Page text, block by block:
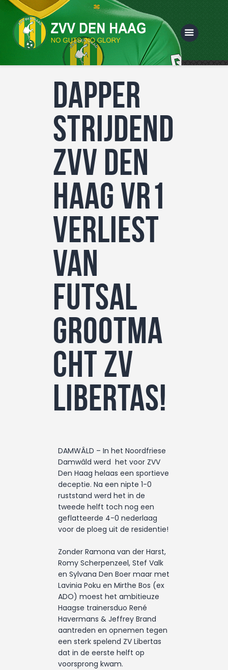
Home
Vereniging
Selecties
Sponsoring
Webshop
Dapper
strijdend
ZVV Den
Haag Vr1
verliest
van
futsal
grootma
cht ZV
Libertas!
DAMWÂLD – In het Noordfriese
Damwâld werd het voor ZVV
Den Haag helaas een sportieve
deceptie. Na een nipte 1-0
ruststand werd het in de
tweede helft toch nog een
geflatteerde 4-0 nederlaag
voor de ploeg uit de residentie!
Zonder Ramona van der Harst,
Romy Scherpenzeel, Stef Valk
en Sylvana Den Boer maar met
Lavinia Poku en Mirthe Bos (ex
ADO) moest het ambitieuze
Haagse trainersduo René
Havermans & Jeffrey Brand
aantreden en opnemen tegen
een sterk spelend ZV Libertas
dat in de eerste helft op
voorsprong kwam.